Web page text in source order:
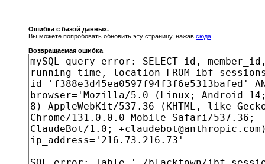
Ошибка с базой данных.
Вы можете попробовать обновить эту страницу, нажав сюда
Возвращаемая ошибка